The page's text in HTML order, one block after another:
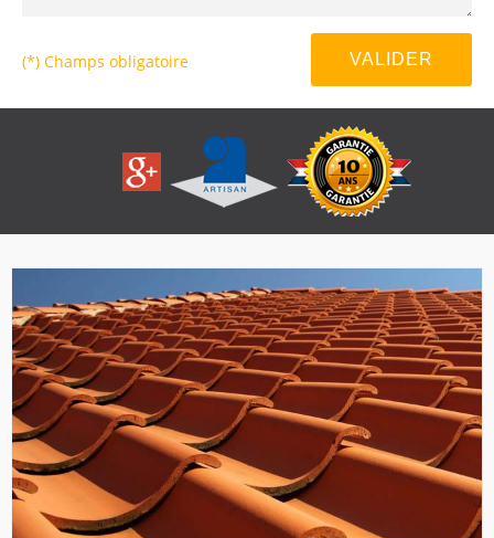
(*) Champs obligatoire